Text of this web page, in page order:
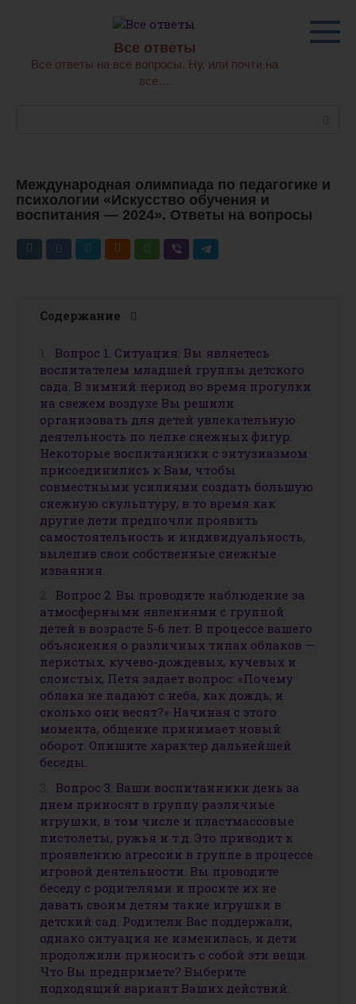
Все ответы
Все ответы на все вопросы. Ну, или почти на
все…
Международная олимпиада по педагогике и
психологии «Искусство обучения и
воспитания — 2024». Ответы на вопросы
Содержание
Вопрос 1. Ситуация: Вы являетесь
воспитателем младшей группы детского
сада. В зимний период во время прогулки
на свежем воздухе Вы решили
организовать для детей увлекательную
деятельность по лепке снежных фигур.
Некоторые воспитанники с энтузиазмом
присоединились к Вам, чтобы
совместными усилиями создать большую
снежную скульптуру, в то время как
другие дети предпочли проявить
самостоятельность и индивидуальность,
вылепив свои собственные снежные
изваяния.
Вопрос 2. Вы проводите наблюдение за
атмосферными явлениями с группой
детей в возрасте 5-6 лет. В процессе вашего
объяснения о различных типах облаков —
перистых, кучево-дождевых, кучевых и
слоистых, Петя задает вопрос: «Почему
облака не падают с неба, как дождь, и
сколько они весят?» Начиная с этого
момента, общение принимает новый
оборот. Опишите характер дальнейшей
беседы.
Вопрос 3. Ваши воспитанники день за
днем приносят в группу различные
игрушки, в том числе и пластмассовые
пистолеты, ружья и т.д. Это приводит к
проявлению агрессии в группе в процессе
игровой деятельности. Вы проводите
беседу с родителями и просите их не
давать своим детям такие игрушки в
детский сад. Родители Вас поддержали,
однако ситуация не изменилась, и дети
продолжили приносить с собой эти вещи.
Что Вы предпримете? Выберите
подходящий вариант Ваших действий.